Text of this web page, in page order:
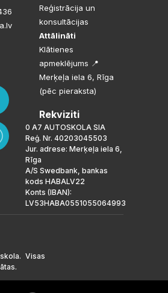
0 A7 AUTOSKOLA SIA
Reģ. Nr. 40203045503
Jur. adrese: Merķeļa iela 6,
Rīga
A/S Swedbank, bankas
kods HABALV22
Konts (IBAN):
LV53HABA0551055064993
Visas
Reģistrācija un
konsultācijas
Attālināti
Klātienes
apmeklējums 📍
Merķeļa iela 6, Rīga
(pēc pieraksta)
Rekviziti